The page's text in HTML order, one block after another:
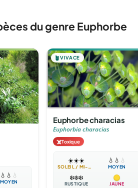
du genre Euphorbe
💧 💧 💧
MOYEN
🪴VIVACE
Euphorbe characias
Euphorbia characias
☠️Toxique
☀️☀️☀️
SOLEIL / MI-OMBRE
💧 💧 💧
MOYEN
❄️❄️❄️
RUSTIQUE JAUNE